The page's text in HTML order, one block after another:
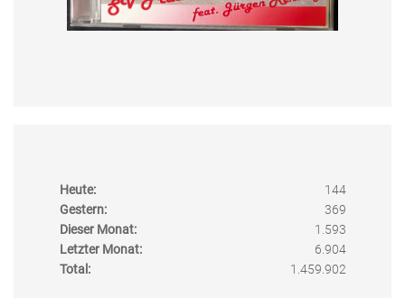
Heute:
144
Gestern:
369
Dieser Monat:
1.593
Letzter Monat:
6.904
Total:
1.459.902